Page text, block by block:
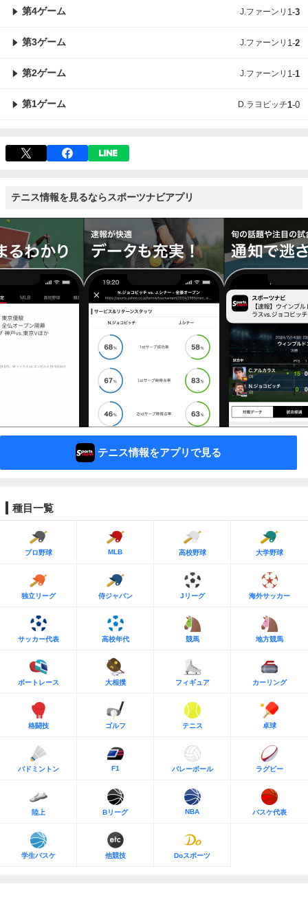
第4ゲーム J.ファーンリ 1-3
第3ゲーム J.ファーンリ 1-2
第2ゲーム J.ファーンリ 1-1
第1ゲーム D.ラヨビッチ1-0
テニス情報を見るならスポーツナビアプリ
テニス情報をアプリで見る
種目一覧
プロ野球 MLB 高校野球 大学野球
独立リーグ 侍ジャパン Jリーグ 海外サッカー
サッカー代表 高校年代 競馬 地方競馬
ボートレース 大相撲 フィギュア カーリング
格闘技 ゴルフ テニス 卓球
バドミントン F1 バレーボール ラグビー
陸上 Bリーグ NBA バスケ代表
学生バスケ 他競技 Doスポーツ